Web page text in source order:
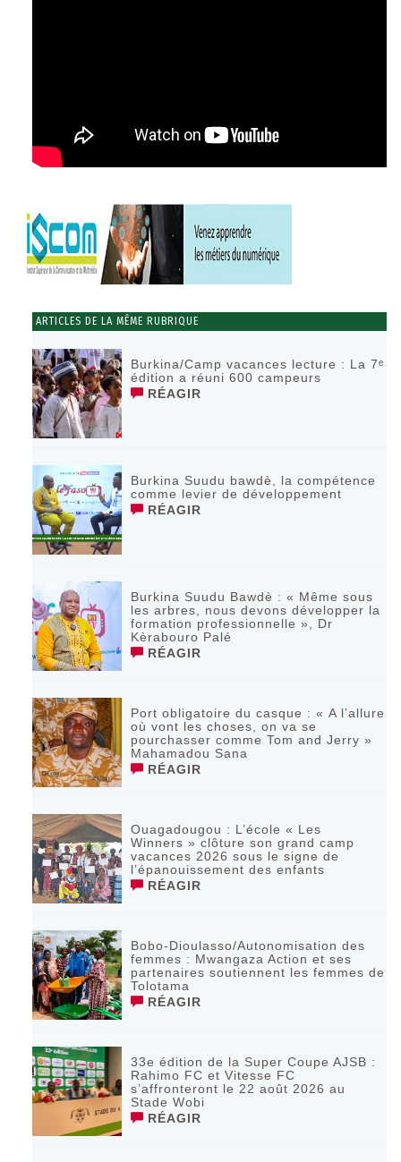
ARTICLES DE LA MÊME RUBRIQUE
Burkina/Camp vacances lecture : La 7ᵉ
édition a réuni 600 campeurs
RÉAGIR
Burkina Suudu bawdè, la compétence
comme levier de développement
RÉAGIR
Burkina Suudu Bawdè : « Même sous
les arbres, nous devons développer la
formation professionnelle », Dr
Kèrabouro Palé
RÉAGIR
Port obligatoire du casque : « A l’allure
où vont les choses, on va se
pourchasser comme Tom and Jerry »
Mahamadou Sana
RÉAGIR
Ouagadougou : L’école « Les
Winners » clôture son grand camp
vacances 2026 sous le signe de
l’épanouissement des enfants
RÉAGIR
Bobo-Dioulasso/Autonomisation des
femmes : Mwangaza Action et ses
partenaires soutiennent les femmes de
Tolotama
RÉAGIR
33e édition de la Super Coupe AJSB :
Rahimo FC et Vitesse FC
s’affronteront le 22 août 2026 au
Stade Wobi
RÉAGIR